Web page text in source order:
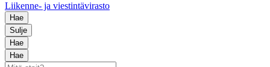
Liikenne- ja viestintävirasto
Hae
Sulje
Hae
Hae